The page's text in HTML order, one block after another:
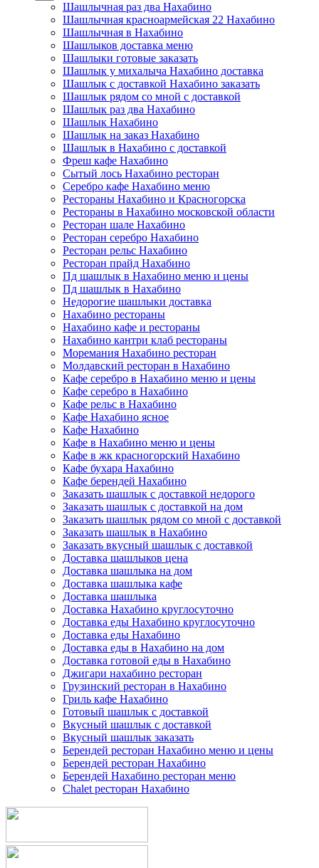
Шашлычная раз два Нахабино
Шашлычная красноармейская 22 Нахабино
Шашлычная в Нахабино
Шашлыков доставка меню
Шашлыки готовые заказать
Шашлык у михалыча Нахабино доставка
Шашлык с доставкой Нахабино заказать
Шашлык рядом со мной с доставкой
Шашлык раз два Нахабино
Шашлык Нахабино
Шашлык на заказ Нахабино
Шашлык в Нахабино с доставкой
Фреш кафе Нахабино
Сытый лось Нахабино ресторан
Серебро кафе Нахабино меню
Рестораны Нахабино и Красногорска
Рестораны в Нахабино московской области
Ресторан шале Нахабино
Ресторан серебро Нахабино
Ресторан рельс Нахабино
Ресторан прайд Нахабино
Пд шашлык в Нахабино меню и цены
Пд шашлык в Нахабино
Недорогие шашлыки доставка
Нахабино рестораны
Нахабино кафе и рестораны
Нахабино кантри клаб рестораны
Моремания Нахабино ресторан
Молдавский ресторан в Нахабино
Кафе серебро в Нахабино меню и цены
Кафе серебро в Нахабино
Кафе рельс в Нахабино
Кафе Нахабино ясное
Кафе Нахабино
Кафе в Нахабино меню и цены
Кафе в жк красногорский Нахабино
Кафе бухара Нахабино
Кафе берендей Нахабино
Заказать шашлык с доставкой недорого
Заказать шашлык с доставкой на дом
Заказать шашлык рядом со мной с доставкой
Заказать шашлык в Нахабино
Заказать вкусный шашлык с доставкой
Доставка шашлыков цена
Доставка шашлыка на дом
Доставка шашлыка кафе
Доставка шашлыка
Доставка Нахабино круглосуточно
Доставка еды Нахабино круглосуточно
Доставка еды Нахабино
Доставка еды в Нахабино на дом
Доставка готовой еды в Нахабино
Джигари нахабино ресторан
Грузинский ресторан в Нахабино
Гриль кафе Нахабино
Готовый шашлык с доставкой
Вкусный шашлык с доставкой
Вкусный шашлык заказать
Берендей ресторан Нахабино меню и цены
Берендей ресторан Нахабино
Берендей Нахабино ресторан меню
Chalet ресторан Нахабино